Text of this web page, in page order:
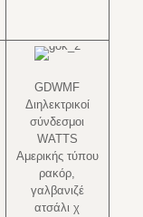
GDWMF
Διηλεκτρικοί
σύνδεσμοι
WATTS
Αμερικής τύπου
ρακόρ,
γαλβανιζέ
ατσάλι χ